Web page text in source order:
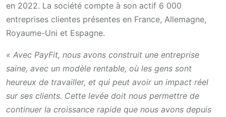
en 2022. La société compte à son actif 6 000
entreprises clientes présentes en France, Allemagne,
Royaume-Uni et Espagne.
« Avec PayFit, nous avons construit une entreprise
saine, avec un modèle rentable, où les gens sont
heureux de travailler, et qui peut avoir un impact réel
sur ses clients. Cette levée doit nous permettre de
continuer la croissance rapide que nous avons depuis